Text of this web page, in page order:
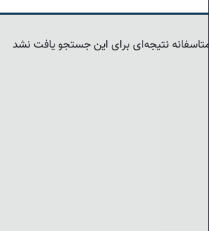
نتیجه‌ای برای این جستجو یافت نشد